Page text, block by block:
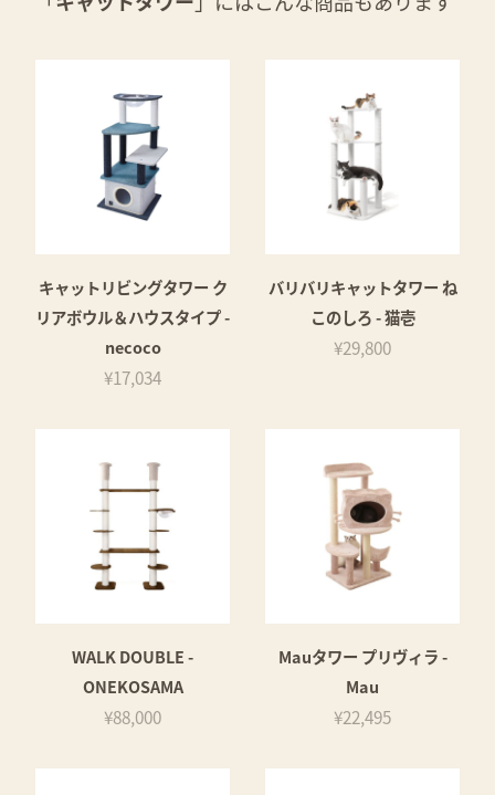
キャットリビングタワー ク
リアボウル＆ハウスタイプ -
necoco
¥17,034
バリバリキャットタワー ね
このしろ - 猫壱
¥29,800
WALK DOUBLE -
ONEKOSAMA
¥88,000
Mauタワー プリヴィラ -
Mau
¥22,495